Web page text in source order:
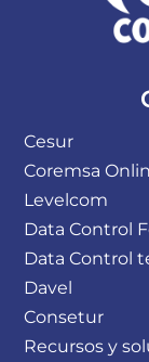
Cesur
Coremsa
Levelcom
Data Control
Data Control
Davel
Consetur
Recursos y